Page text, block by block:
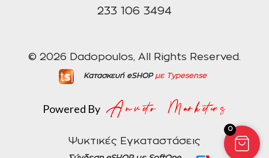
233 106 3494
© 2026 Dadopoulos, All Rights Reserved.
Κατασκευή eSHOPμε Typesense
Powered By
Ψυκτικές Εγκαταστάσεις
0